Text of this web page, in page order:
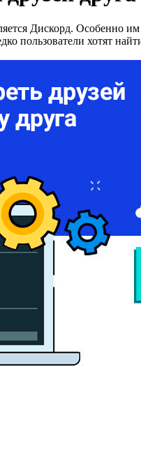
Дискорд. Особенно
пользователи хотят